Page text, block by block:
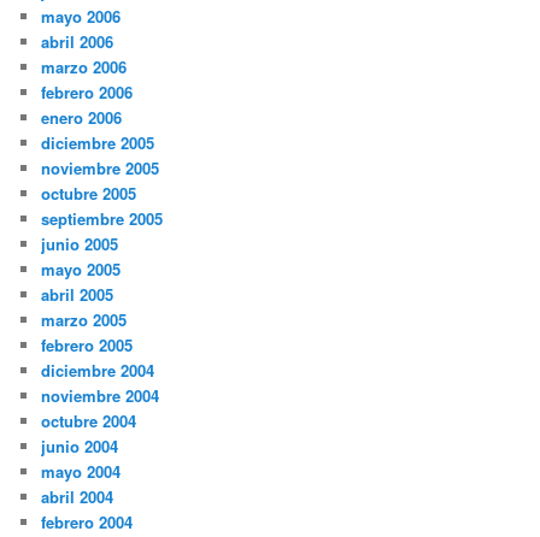
mayo 2006
abril 2006
marzo 2006
febrero 2006
enero 2006
diciembre 2005
noviembre 2005
octubre 2005
septiembre 2005
junio 2005
mayo 2005
abril 2005
marzo 2005
febrero 2005
diciembre 2004
noviembre 2004
octubre 2004
junio 2004
mayo 2004
abril 2004
febrero 2004